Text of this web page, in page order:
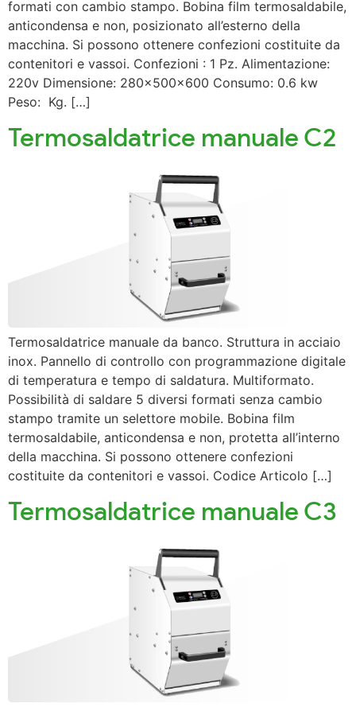
formati con cambio stampo. Bobina film termosaldabile,
anticondensa e non, posizionato all’esterno della
macchina. Si possono ottenere confezioni costituite da
contenitori e vassoi. Confezioni : 1 Pz. Alimentazione:
220v Dimensione: 280x500x600 Consumo: 0.6 kw
Peso: Kg. […]
Termosaldatrice manuale C2
Termosaldatrice manuale da banco. Struttura in acciaio
inox. Pannello di controllo con programmazione digitale
di temperatura e tempo di saldatura. Multiformato.
Possibilità di saldare 5 diversi formati senza cambio
stampo tramite un selettore mobile. Bobina film
termosaldabile, anticondensa e non, protetta all’interno
della macchina. Si possono ottenere confezioni
costituite da contenitori e vassoi. Codice Articolo […]
Termosaldatrice manuale C3